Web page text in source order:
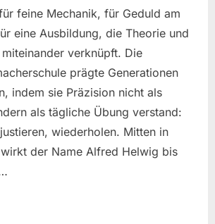
feine Mechanik, für Geduld am
eine Ausbildung, die Theorie und
verknüpft. Die
prägte Generationen
indem sie Präzision nicht als
als tägliche Übung verstand:
wiederholen. Mitten in
der Name Alfred Helwig bis